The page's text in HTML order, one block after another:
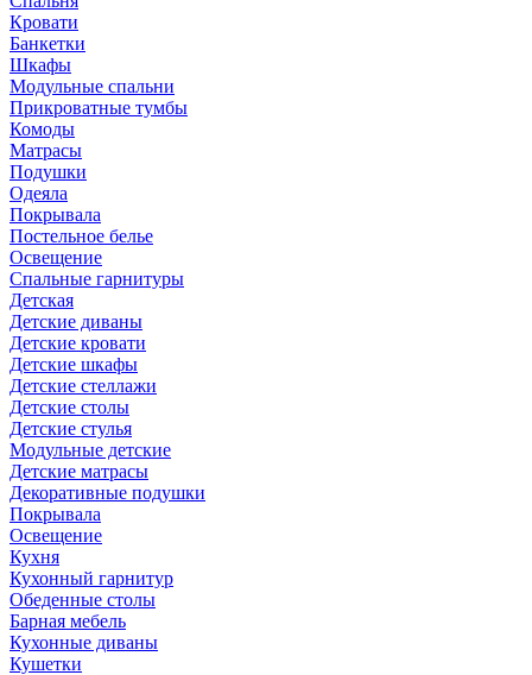
Кровати
Банкетки
Шкафы
Модульные спальни
Прикроватные тумбы
Комоды
Матрасы
Подушки
Одеяла
Покрывала
Постельное белье
Освещение
Спальные гарнитуры
Детская
Детские диваны
Детские кровати
Детские шкафы
Детские стеллажи
Детские столы
Детские стулья
Модульные детские
Детские матрасы
Декоративные подушки
Покрывала
Освещение
Кухня
Кухонный гарнитур
Обеденные столы
Барная мебель
Кухонные диваны
Кушетки